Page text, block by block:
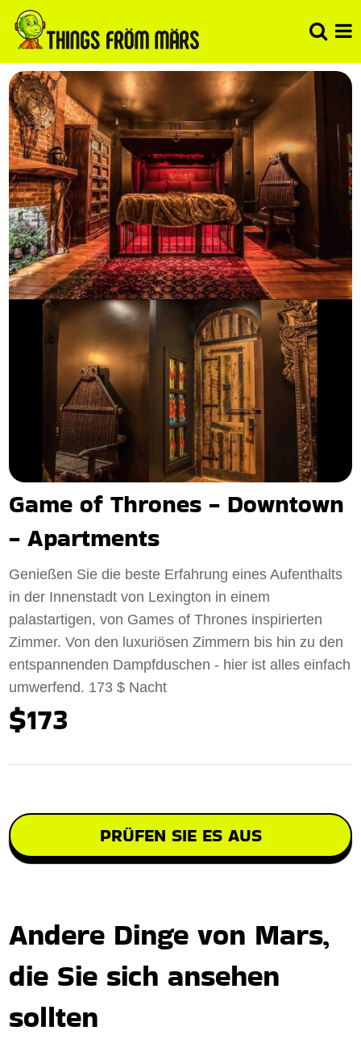
Game of Thrones - Downtown
- Apartments
Genießen Sie die beste Erfahrung eines Aufenthalts
in der Innenstadt von Lexington in einem
palastartigen, von Games of Thrones inspirierten
Zimmer. Von den luxuriösen Zimmern bis hin zu den
entspannenden Dampfduschen - hier ist alles einfach
umwerfend. 173 $ Nacht
$173
PRÜFEN SIE ES AUS
Andere Dinge von Mars,
die Sie sich ansehen
sollten